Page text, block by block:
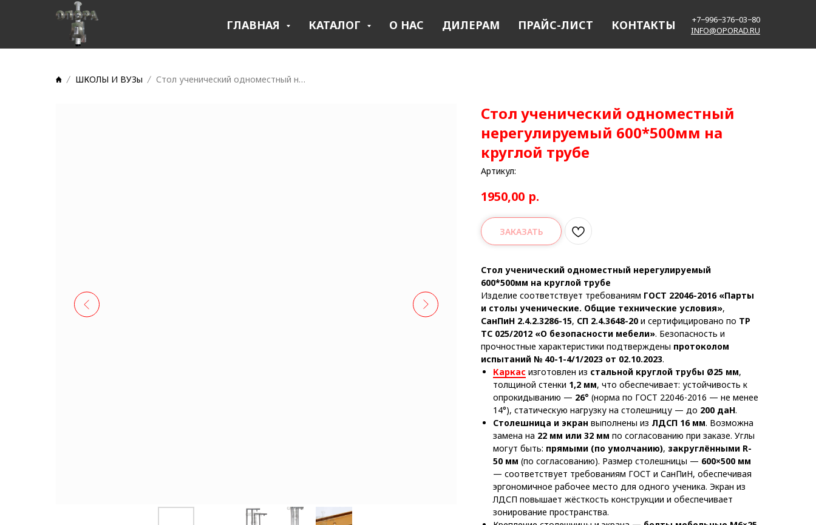
ГЛАВНАЯ КАТАЛОГ О НАС ДИЛЕРАМ ПРАЙС-ЛИСТ КОНТАКТЫ
+7−996−376−03−80
INFO@OPORAD.RU
ШКОЛЫ И ВУЗы Стол ученический одноместный нерегулируемый 600*500мм на круглой трубе
Стол ученический одноместный
нерегулируемый 600*500мм на
круглой трубе
Артикул:
1950,00 р.
ЗАКАЗАТЬ
Стол ученический одноместный нерегулируемый
600*500мм на круглой трубе
Изделие соответствует требованиям ГОСТ 22046-2016 «Парты
и столы ученические. Общие технические условия»,
СанПиН 2.4.2.3286-15, СП 2.4.3648-20 и сертифицировано по ТР
ТС 025/2012 «О безопасности мебели». Безопасность и
прочностные характеристики подтверждены протоколом
испытаний № 40-1-4/1/2023 от 02.10.2023.
Каркас изготовлен из стальной круглой трубы Ø25 мм,
толщиной стенки 1,2 мм, что обеспечивает: устойчивость к
опрокидыванию — 26° (норма по ГОСТ 22046-2016 — не менее
14°), статическую нагрузку на столешницу — до 200 даН.
Столешница и экран выполнены из ЛДСП 16 мм. Возможна
замена на 22 мм или 32 мм по согласованию при заказе. Углы
могут быть: прямыми (по умолчанию), закруглёнными R-
50 мм (по согласованию). Размер столешницы — 600×500 мм
— соответствует требованиям ГОСТ и СанПиН, обеспечивая
эргономичное рабочее место для одного ученика. Экран из
ЛДСП повышает жёсткость конструкции и обеспечивает
зонирование пространства.